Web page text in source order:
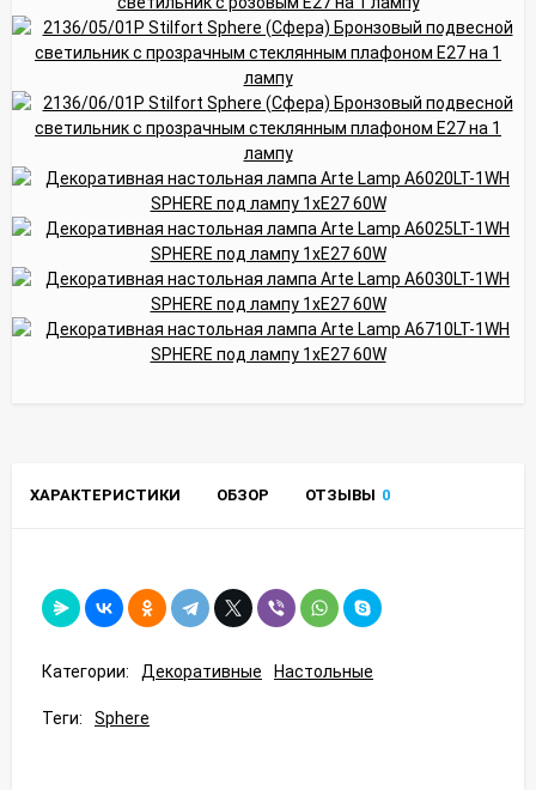
ХАРАКТЕРИСТИКИ ОБЗОР ОТЗЫВЫ 0
Категории: Декоративные Настольные
Теги: Sphere